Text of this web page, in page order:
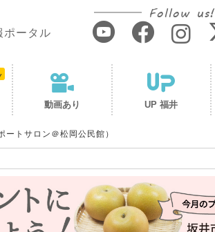
ポータル
Follow us!
動画あり UP 福井
ートサロン＠松岡公民館）